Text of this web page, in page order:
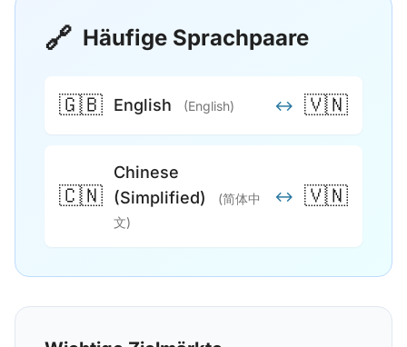
🔗 Häufige Sprachpaare
🇬🇧 English (English) ↔ 🇻🇳
🇨🇳
Chinese
(Simplified)
(简体中
文)
↔ 🇻🇳